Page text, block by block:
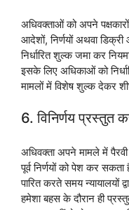
अधिवक्ताओं को अपने
आदेशों, निर्णयों अथवा
निर्धारित शुल्क जमा कर
इसके लिए अधिकाओं को
मामलों में विशेष शुल्क देकर
6. विनिर्णय प्रस्तुत
अधिवक्ता अपने मामले में
पूर्व निर्णयों को पेश कर
पारित करते समय न्यायालयों
हमेशा बहस के दौरान ही